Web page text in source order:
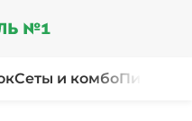
Сеты и комбоПироги